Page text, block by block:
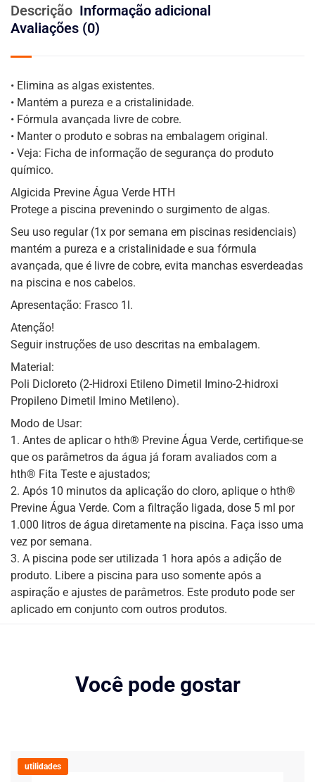
Descrição Informação adicional
Avaliações (0)
• Elimina as algas existentes.
• Mantém a pureza e a cristalinidade.
• Fórmula avançada livre de cobre.
• Manter o produto e sobras na embalagem original.
• Veja: Ficha de informação de segurança do produto
químico.
Algicida Previne Água Verde HTH
Protege a piscina prevenindo o surgimento de algas.
Seu uso regular (1x por semana em piscinas residenciais)
mantém a pureza e a cristalinidade e sua fórmula
avançada, que é livre de cobre, evita manchas esverdeadas
na piscina e nos cabelos.
Apresentação: Frasco 1l.
Atenção!
Seguir instruções de uso descritas na embalagem.
Material:
Poli Dicloreto (2-Hidroxi Etileno Dimetil Imino-2-hidroxi
Propileno Dimetil Imino Metileno).
Modo de Usar:
1. Antes de aplicar o hth® Previne Água Verde, certifique-se
que os parâmetros da água já foram avaliados com a
hth® Fita Teste e ajustados;
2. Após 10 minutos da aplicação do cloro, aplique o hth®
Previne Água Verde. Com a filtração ligada, dose 5 ml por
1.000 litros de água diretamente na piscina. Faça isso uma
vez por semana.
3. A piscina pode ser utilizada 1 hora após a adição de
produto. Libere a piscina para uso somente após a
aspiração e ajustes de parâmetros. Este produto pode ser
aplicado em conjunto com outros produtos.
Você pode gostar
utilidades